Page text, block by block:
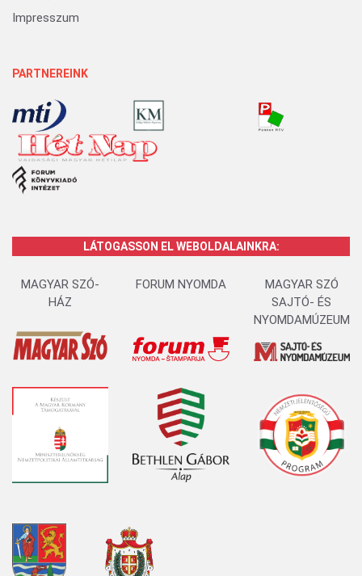
Impresszum
PARTNEREINK
LÁTOGASSON EL WEBOLDALAINKRA:
MAGYAR SZÓ-
HÁZ
FORUM NYOMDA
MAGYAR SZÓ
SAJTÓ- ÉS
NYOMDAMÚZEUM